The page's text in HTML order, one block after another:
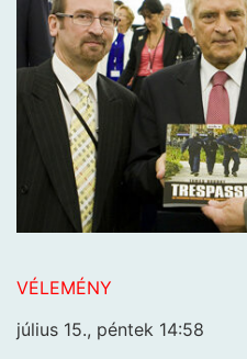
VÉLEMÉNY
július 15., péntek 14:58